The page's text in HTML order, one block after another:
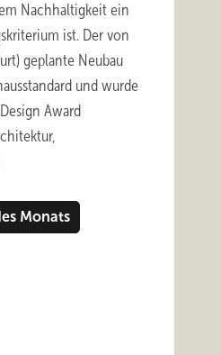
Nachhaltigkeit ein
ist. Der von
geplante Neubau
und wurde
Award
Monats